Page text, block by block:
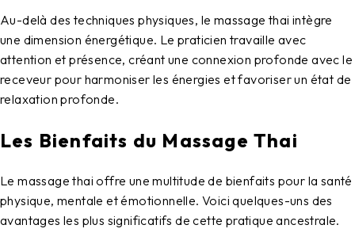
Au-delà des techniques physiques, le massage thai intègre
une dimension énergétique. Le praticien travaille avec
attention et présence, créant une connexion profonde avec le
receveur pour harmoniser les énergies et favoriser un état de
relaxation profonde.
Les Bienfaits du Massage Thai
Lemassage thai offre une multitude de bienfaits pour la santé
physique, mentale et émotionnelle. Voici quelques-uns des
avantages les plus significatifs de cette pratique ancestrale.